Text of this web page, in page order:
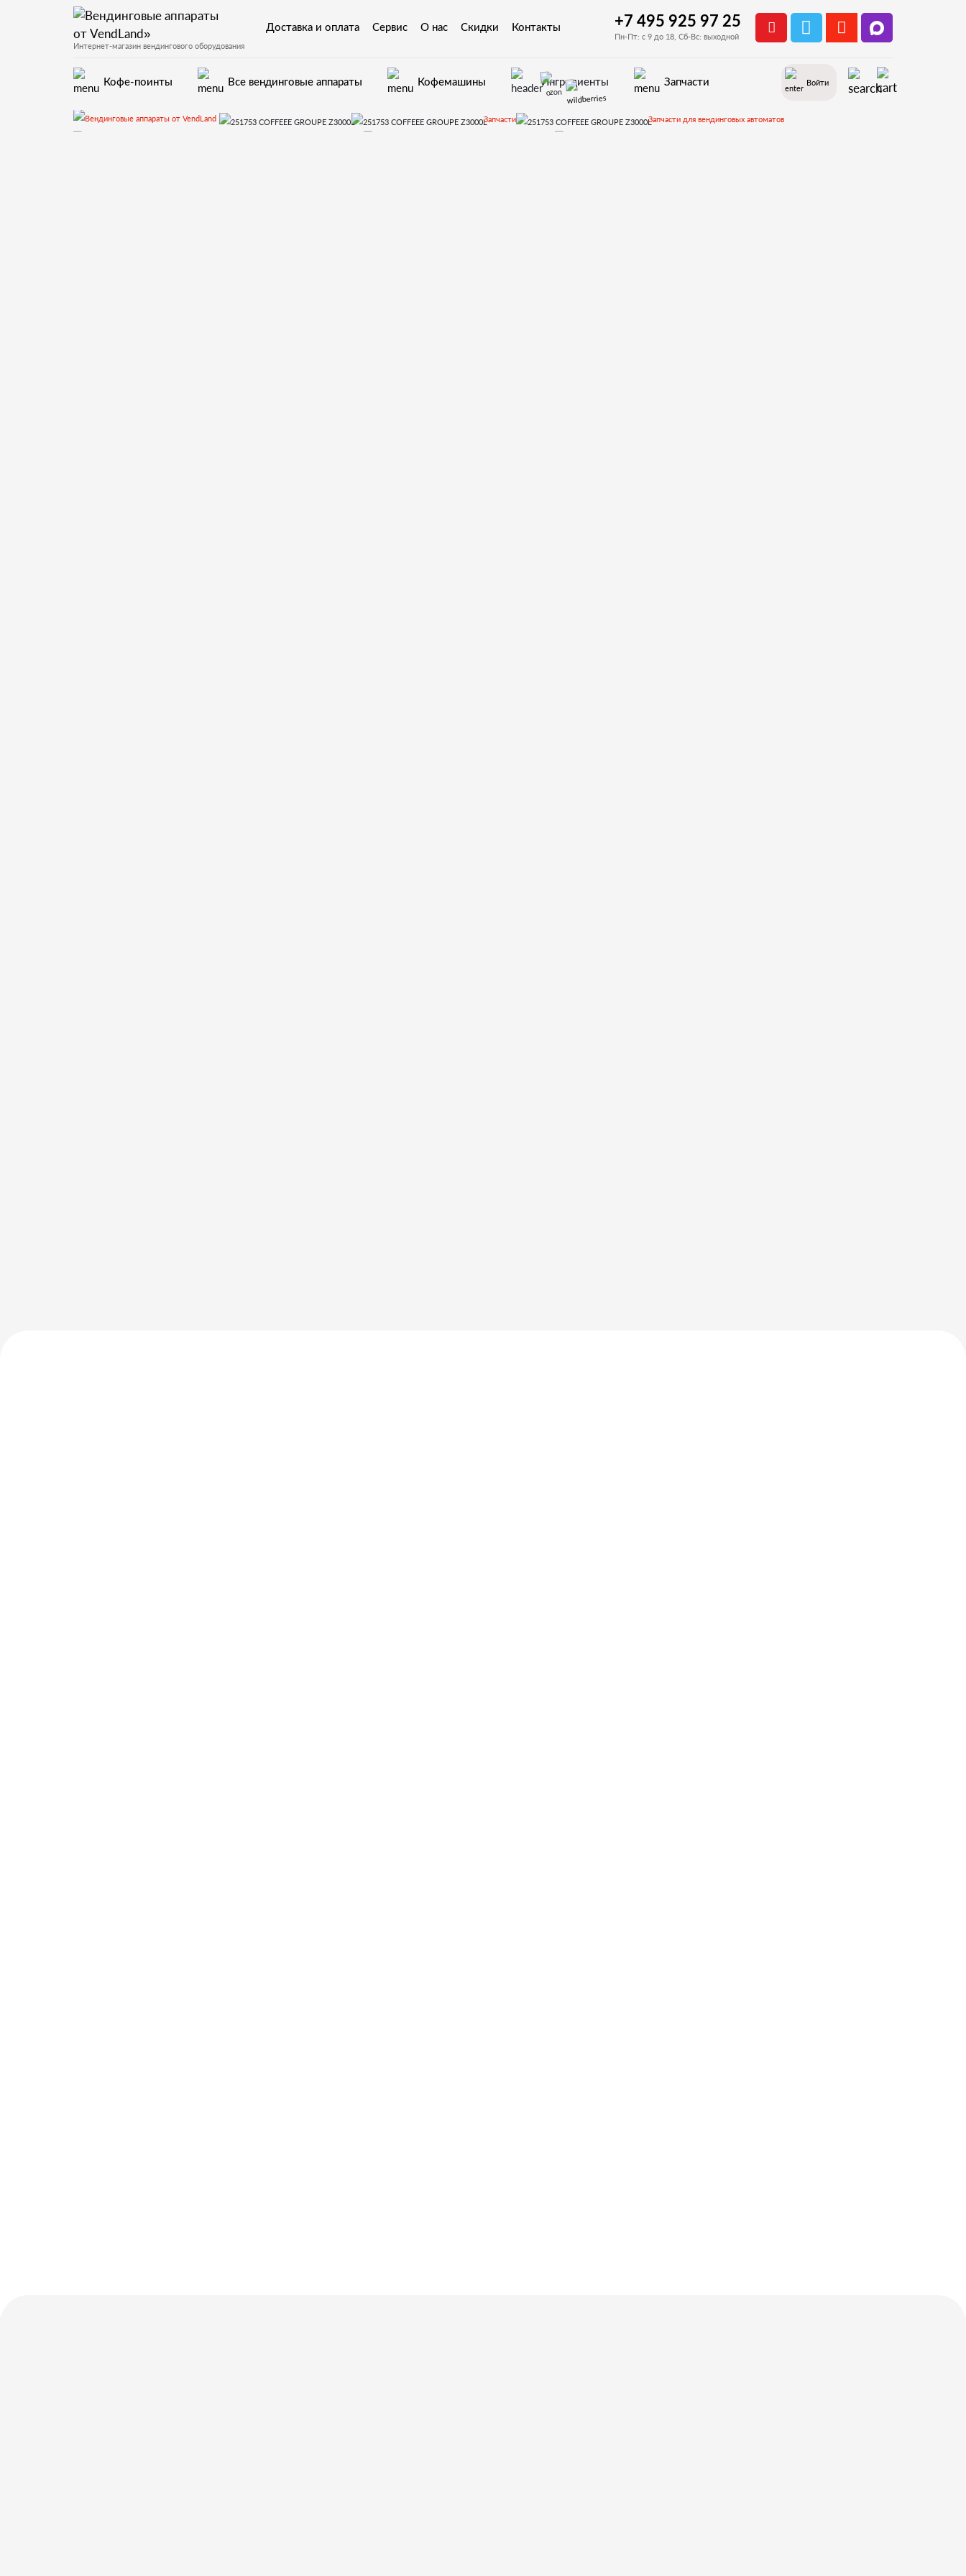
Интернет-магазин вендингового оборудования
Доставка и оплата Сервис О нас Скидки Контакты +7 495 925 97 25
Пн-Пт: с 9 до 18, Сб-Вс: выходной
Кофе-поинты Все вендинговые аппараты Кофемашины Ингредиенты Запчасти Войти
Запчасти
Запчасти для вендинговых автоматов